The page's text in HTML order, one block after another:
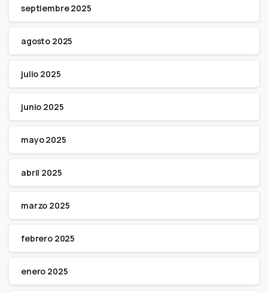
septiembre 2025
agosto 2025
julio 2025
junio 2025
mayo 2025
abril 2025
marzo 2025
febrero 2025
enero 2025